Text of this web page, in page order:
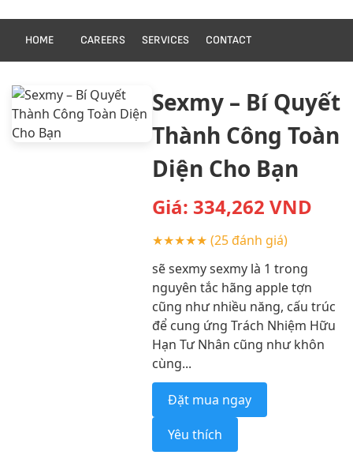
HOME CAREERS SERVICES CONTACT
Sexmy – Bí Quyết
Thành Công Toàn
Diện Cho Bạn
Giá: 334,262 VND
★★★★★ (25 đánh giá)
sẽ sexmy sexmy là 1 trong
nguyên tắc hãng apple tợn
cũng như nhiều năng, cấu trúc
để cung ứng Trách Nhiệm Hữu
Hạn Tư Nhân cũng như khôn
cùng...
Đặt mua ngay
Yêu thích